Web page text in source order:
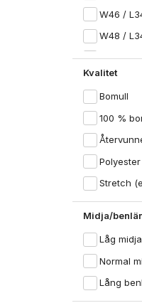
W46 /
W48 /
W50 /
W52 /
W54 /
W56 /
W58 /
W60 /
W62 /
Kvalitet
Bomull
100 %
Polyester
Stretch
Midja/
Låg
Normal
Lång